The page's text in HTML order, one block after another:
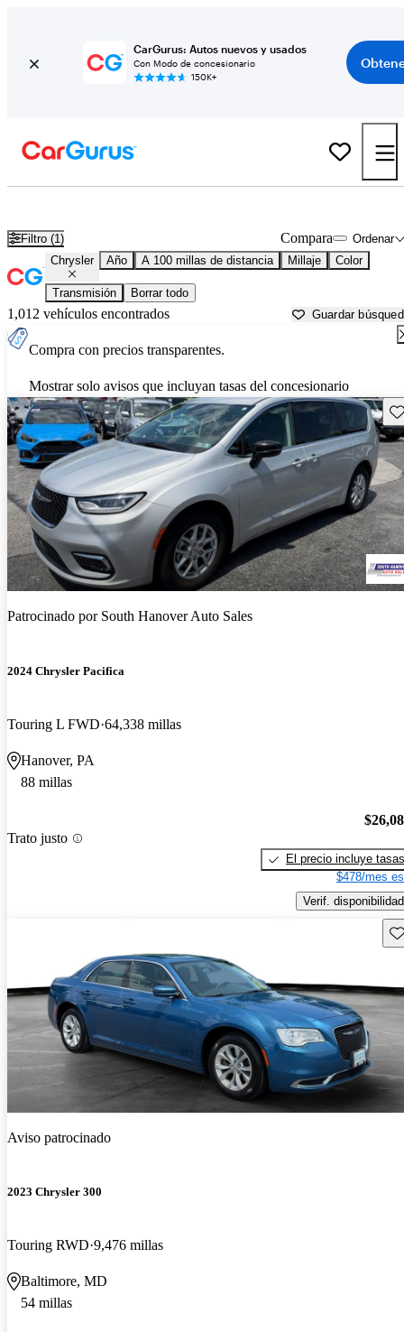
CarGurus: Autos nuevos y usados
Con Modo de concesionario
150K+
Filtro (1) Ordenar
Compara
Chrysler Año A 100 millas de distancia Millaje Color
Transmisión Borrar todo
1,012 vehículos encontrados Guardar
Compra con precios transparentes.
Mostrar solo avisos que incluyan tasas del concesionario
Patrocinado por South Hanover Auto Sales
2024 Chrysler Pacifica
Touring L FWD 64,338 millas
Hanover, PA
88 millas
Trato justo
El precio incluye tasas
$478/mes
Verif. disponibilidad
Aviso patrocinado
2023 Chrysler 300
Touring RWD 9,476 millas
Baltimore, MD
54 millas